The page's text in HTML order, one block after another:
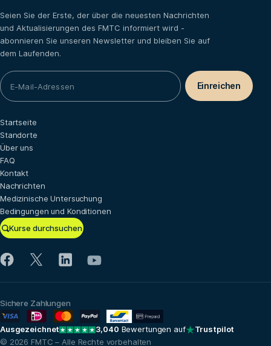
Seien Sie der Erste, der über die neuesten Nachrichten
und Aktualisierungen des FMTC informiert wird -
abonnieren Sie unseren Newsletter und bleiben Sie auf
dem Laufenden.
Kurse durchsuchen
Startseite
Standorte
Über uns
FAQ
Kontakt
Nachrichten
Medizinische Untersuchung
Bedingungen und Konditionen
© 2026 FMTC – Alle Rechte vorbehalten
Sichere Zahlungen
Ausgezeichnet 3,040 Bewertungen auf Trustpilot